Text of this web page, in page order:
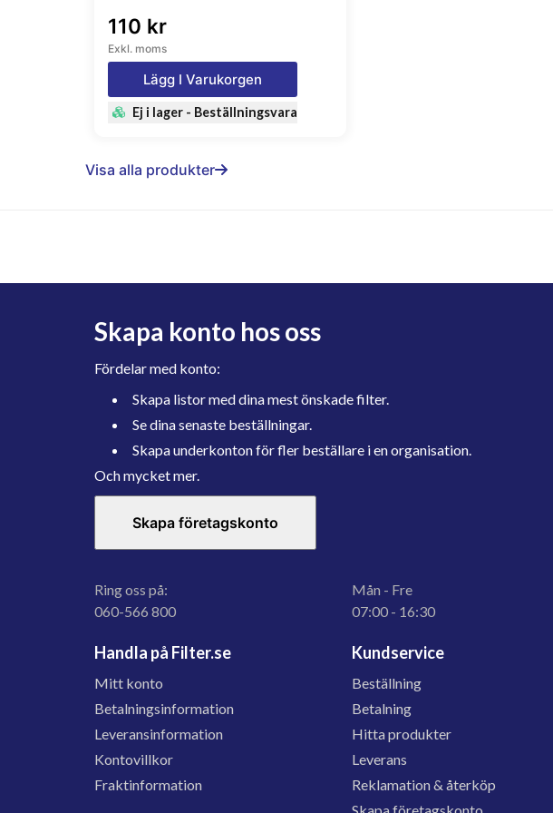
110 kr
Exkl. moms
Lägg I Varukorgen
Ej i lager - Beställningsvara
Visa alla produkter
Skapa konto hos oss
Fördelar med konto:
Skapa listor med dina mest önskade filter.
Se dina senaste beställningar.
Skapa underkonton för fler beställare i en organisation.
Och mycket mer.
Skapa företagskonto
Ring oss på:
060-566 800
Mån - Fre
07:00 - 16:30
Handla på Filter.se
Mitt konto
Betalningsinformation
Leveransinformation
Kontovillkor
Fraktinformation
Kundservice
Beställning
Betalning
Hitta produkter
Leverans
Reklamation & återköp